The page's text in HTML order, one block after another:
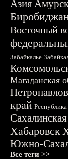
Азия
Восточный
Забайкалье
Магаданская
край
Хабаровск
Южно-
Все теги >>